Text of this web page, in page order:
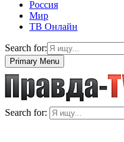
Россия
Мир
ТВ Онлайн
Search for:
Primary Menu
Search for: